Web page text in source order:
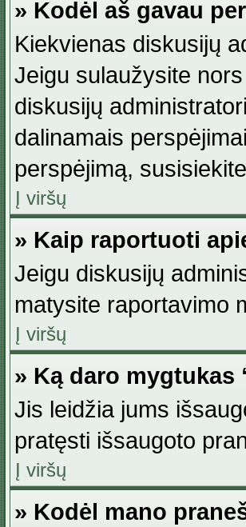
» Kodėl aš gavau
Kiekvienas diskusijų
Jeigu sulaužysite
diskusijų
dalinamais
perspėjimą,
Į viršų
» Kaip raportuoti
Jeigu diskusijų
matysite raportavimo
Į viršų
» Ką daro mygtukas
Jis leidžia jums
pratęsti išsaugoto
Į viršų
» Kodėl mano